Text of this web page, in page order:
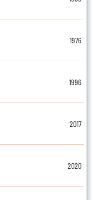
1976
1996
2017
2020